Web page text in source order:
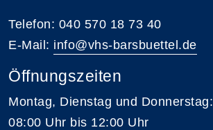
Telefon: 040 570 18 73 40
E-Mail: info@vhs-barsbuettel.de
Öffnungszeiten
Montag, Dienstag und Donnerstag:
08:00 Uhr bis 12:00 Uhr